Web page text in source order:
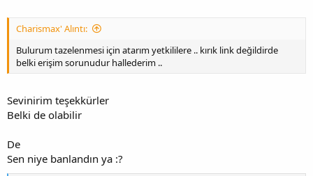
Charismax' Alıntı:
Bulurum tazelenmesi için atarım yetkililere .. kırık link değildirde
belki erişim sorunudur hallederim ..
Sevinirim teşekkürler
Belki de olabilir
De
Sen niye banlandın ya :?